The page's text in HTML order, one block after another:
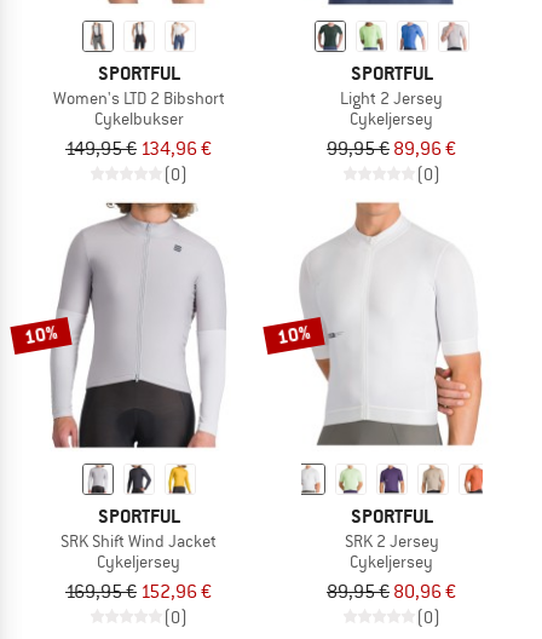
SPORTFUL
Women's LTD 2 Bibshort
Cykelbukser
149,95 € 134,96 €
(0)
SPORTFUL
Light 2 Jersey
Cykeljersey
99,95 € 89,96 €
(0)
10%
SPORTFUL
SRK Shift Wind Jacket
Cykeljersey
169,95 € 152,96 €
(0)
10%
SPORTFUL
SRK 2 Jersey
Cykeljersey
89,95 € 80,96 €
(0)